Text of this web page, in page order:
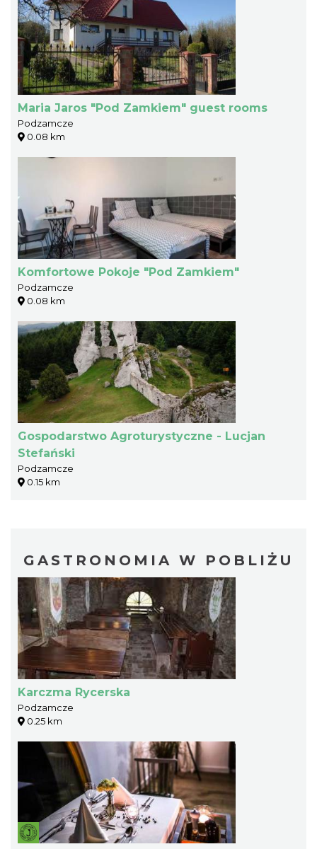
Maria Jaros "Pod Zamkiem" guest rooms
Podzamcze
0.08 km
Komfortowe Pokoje "Pod Zamkiem"
Podzamcze
0.08 km
Gospodarstwo Agroturystyczne - Lucjan
Stefański
Podzamcze
0.15 km
GASTRONOMIA W POBLIŻU
Karczma Rycerska
Podzamcze
0.25 km